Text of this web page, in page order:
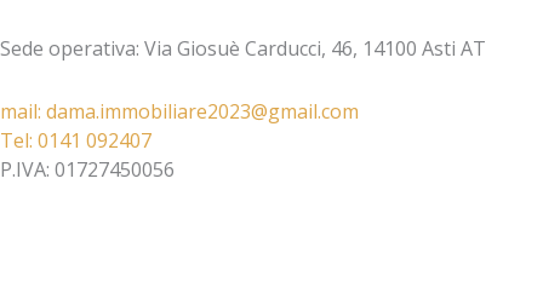
Sede operativa: Via Giosuè Carducci, 46, 14100 Asti AT
mail: dama.immobiliare2023@gmail.com​
Tel: 0141 092407​
P.IVA: 01727450056